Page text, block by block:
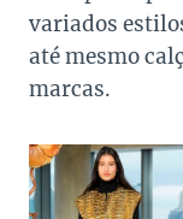
variados
até mesmo
marcas.